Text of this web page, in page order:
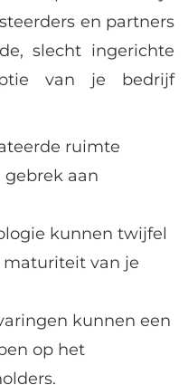
en partners
slecht ingerichte
van je bedrijf
ruimte
aan
kunnen twijfel
maturiteit van je
kunnen een
op het